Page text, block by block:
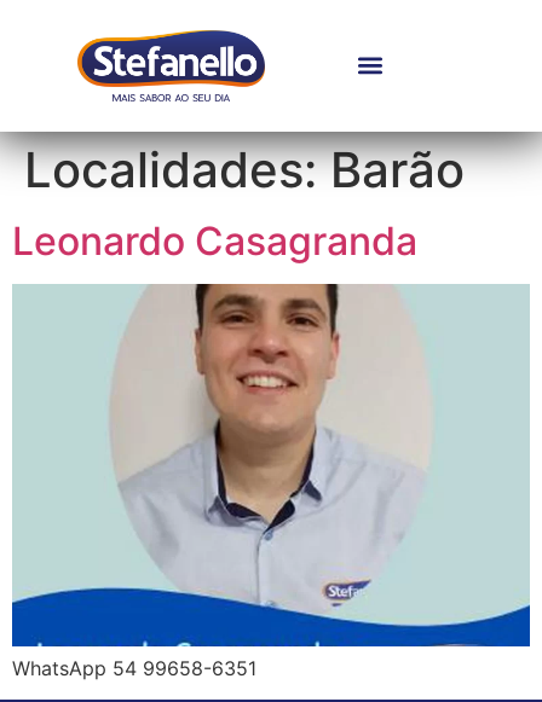
Localidades:Barão
Leonardo Casagranda
WhatsApp 54 99658-6351